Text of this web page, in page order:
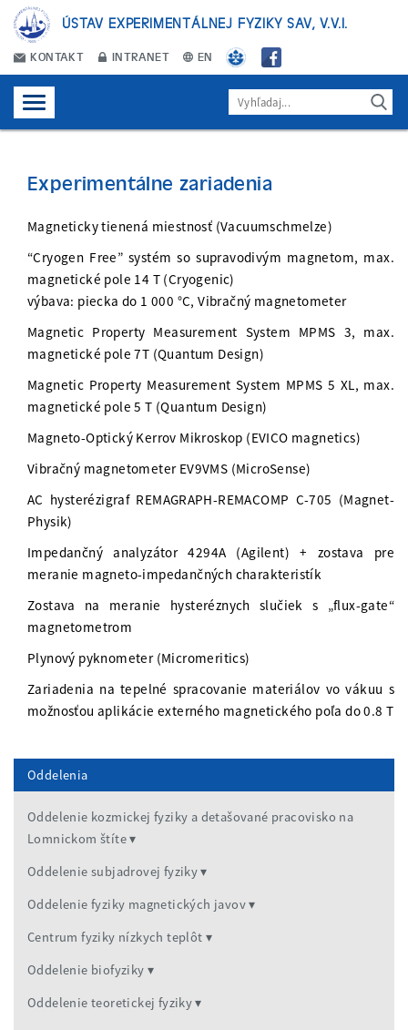
ÚSTAV EXPERIMENTÁLNEJ FYZIKY SAV, V.V.I.
KONTAKT INTRANET EN
Experimentálne zariadenia
Magneticky tienená miestnosť (Vacuumschmelze)
“Cryogen Free” systém so supravodivým magnetom, max.
magnetické pole 14 T (Cryogenic)
výbava: piecka do 1 000 °C, Vibračný magnetometer
Magnetic Property Measurement System MPMS 3, max.
magnetické pole 7T (Quantum Design)
Magnetic Property Measurement System MPMS 5 XL, max.
magnetické pole 5 T (Quantum Design)
Magneto-Optický Kerrov Mikroskop (EVICO magnetics)
Vibračný magnetometer EV9VMS (MicroSense)
AC hysterézigraf REMAGRAPH-REMACOMP C-705 (Magnet-
Physik)
Impedančný analyzátor 4294A (Agilent) + zostava pre
meranie magneto-impedančných charakteristík
Zostava na meranie hysteréznych slučiek s „flux-gate“
magnetometrom
Plynový pyknometer (Micromeritics)
Zariadenia na tepelné spracovanie materiálov vo vákuu s
možnosťou aplikácie externého magnetického poľa do 0.8 T
Oddelenia
Oddelenie kozmickej fyziky a detašované pracovisko na
Lomnickom štíte
Oddelenie subjadrovej fyziky
Oddelenie fyziky magnetických javov
Centrum fyziky nízkych teplôt
Oddelenie biofyziky
Oddelenie teoretickej fyziky